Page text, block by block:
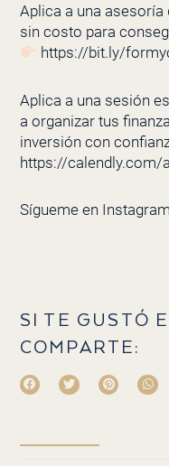
Aplica a una
sin costo para
https://bit.ly/
Aplica a una sesión
a organizar tus
inversión con
https://calendly.com/
Sígueme en Instagram
SI TE GUSTÓ
COMPARTE: